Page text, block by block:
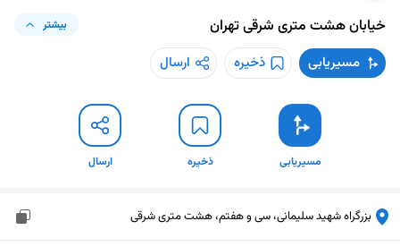
خیابان هشت متری شرقیتهران بیشتر
مسیریابی ذخیره ارسال
مسیریابی ذخیره ارسال
بزرگراه شهید سلیمانی، سی و هفتم، هشت متری شرقی